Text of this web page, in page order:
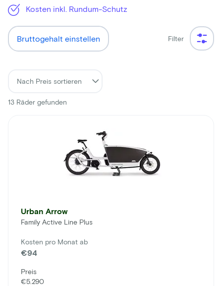
Kosten inkl. Rundum-Schutz
Bruttogehalt einstellen Filter
13 Räder gefunden
Urban Arrow
Family Active Line Plus
Kosten pro Monat ab
€94
Preis
€5.290